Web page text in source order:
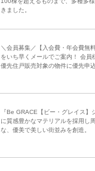
きました。
＼会員募集／【入会費・年会費無
をいち早くメールでご案内！ 会員
優先住戸販売対象の物件に優先申
『Be GRACE【ビー・グレイス】
に質感豊かなマテリアルを採用し
な、優美で美しい街並みを創造。